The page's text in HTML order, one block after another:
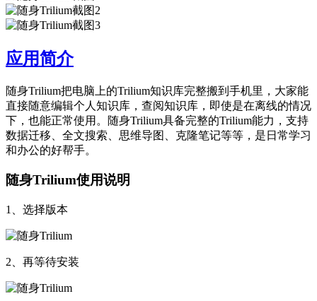
应用简介
随身Trilium把电脑上的Trilium知识库完整搬到手机里，大家能
直接随意编辑个人知识库，查阅知识库，即使是在离线的情况
下，也能正常使用。随身Trilium具备完整的Trilium能力，支持
数据迁移、全文搜索、思维导图、克隆笔记等等，是日常学习
和办公的好帮手。
随身Trilium使用说明
1、选择版本
2、再等待安装